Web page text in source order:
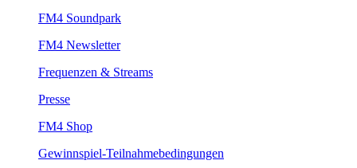
FM4Soundpark
FM4Newsletter
Frequenzen&Streams
Presse
FM4Shop
Gewinnspiel-Teilnahmebedingungen